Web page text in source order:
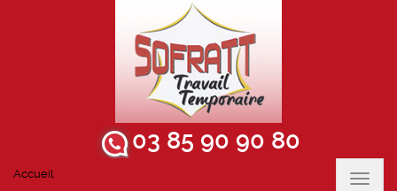
03 85 90 90 80
Accueil